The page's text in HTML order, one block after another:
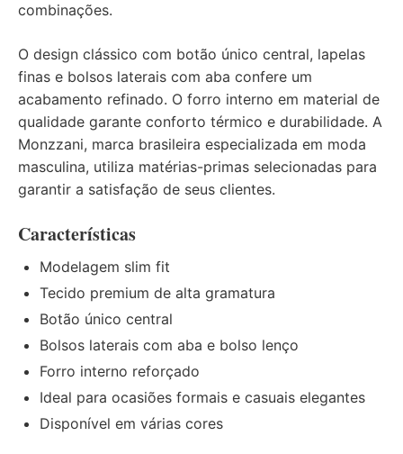
combinações.
O design clássico com botão único central, lapelas
finas e bolsos laterais com aba confere um
acabamento refinado. O forro interno em material de
qualidade garante conforto térmico e durabilidade. A
Monzzani, marca brasileira especializada em moda
masculina, utiliza matérias-primas selecionadas para
garantir a satisfação de seus clientes.
Características
Modelagem slim fit
Tecido premium de alta gramatura
Botão único central
Bolsos laterais com aba e bolso lenço
Forro interno reforçado
Ideal para ocasiões formais e casuais elegantes
Disponível em várias cores